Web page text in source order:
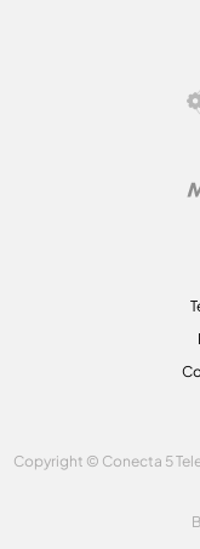
Copyright © Conecta 5